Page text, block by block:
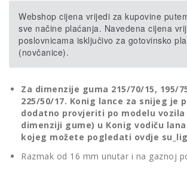
Webshop cijena vrijedi za kupovine
sve načine plaćanja. Navedena cijena
poslovnicama isključivo za gotovinsko
(novčanice).
Za dimenzije guma 215/70/15, 195/
225/50/17. Konig lance za snijeg je
dodatno provjeriti po modelu vozila
dimenziji gume) u Konig vodiču
kojeg možete pogledati ovdje
Razmak od 16 mm unutar i na gaznoj